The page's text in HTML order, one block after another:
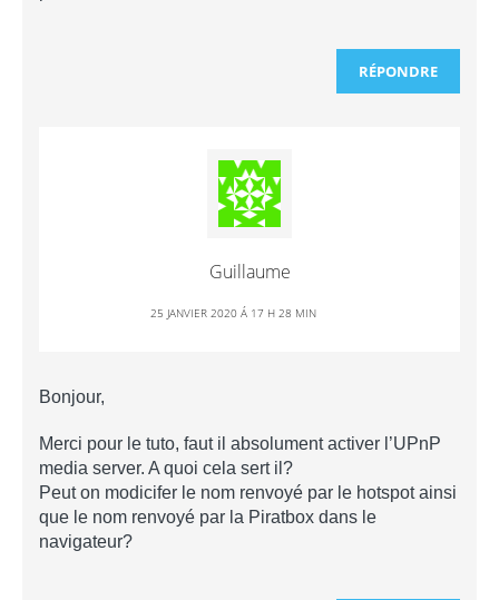
RÉPONDRE
Guillaume
25 JANVIER 2020 Á 17 H 28 MIN
Bonjour,
Merci pour le tuto, faut il absolument activer l’UPnP
media server. A quoi cela sert il?
Peut on modicifer le nom renvoyé par le hotspot ainsi
que le nom renvoyé par la Piratbox dans le
navigateur?